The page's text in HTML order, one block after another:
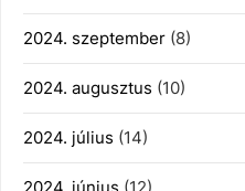
2024. szeptember (8)
2024. augusztus (10)
2024. július (14)